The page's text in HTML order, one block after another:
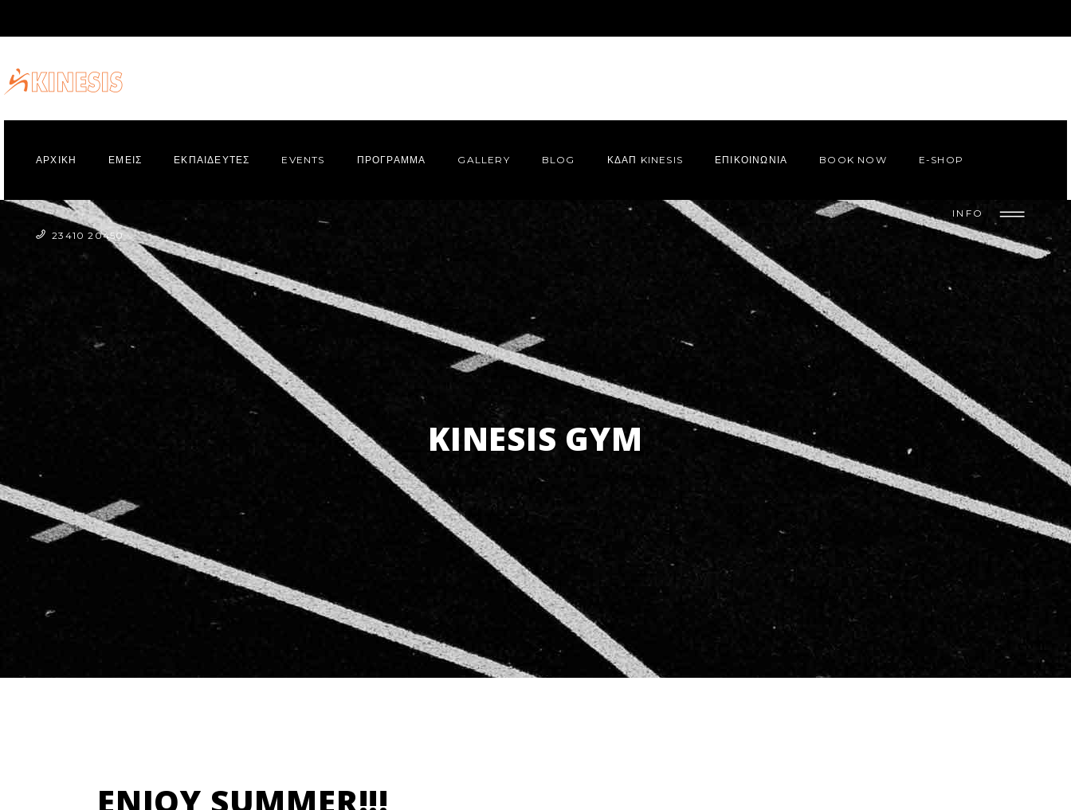
ΑΡΧΙΚΗ ΕΜΕΙΣ ΕΚΠΑΙΔΕΥΤΕΣ EVENTS ΠΡΌΓΡΑΜΜΑ GALLERY BLOG ΚΔΑΠ KINESIS ΕΠΙΚΟΙΝΩΝΙΑ BOOK NOW E-SHOP
23410 20450
INFO
KINESIS GYM